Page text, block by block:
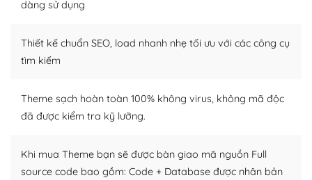
– Sở hữu một cộng đồng lớn, sẵn sàng hỗ trợ
khổng lồ được kiểm duyệt bởi các nhân viên và những
người cuồng tín WordPress.
kiếm những cộng đồng WordPress, họ sẽ giúp bạn trả
lời, giải đáp vấn đề của bạn.
dàng sử dụng
Thiết kế chuẩn SEO, load nhanh nhẹ tối ưu với các công cụ
tìm kiếm
Theme sạch hoàn toàn 100% không virus, không mã độc
đã được kiểm tra kỹ lưỡng.
Khi mua Theme bạn sẽ được bàn giao mã nguồn Full
source code bao gồm: Code + Database được nhân bản